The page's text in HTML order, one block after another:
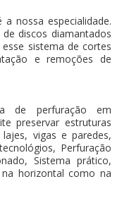
nossa especialidade.
discos diamantados
sistema de cortes
e remoções de
de perfuração em
preservar estruturas
vigas e paredes,
Perfuração
Sistema prático,
horizontal como na